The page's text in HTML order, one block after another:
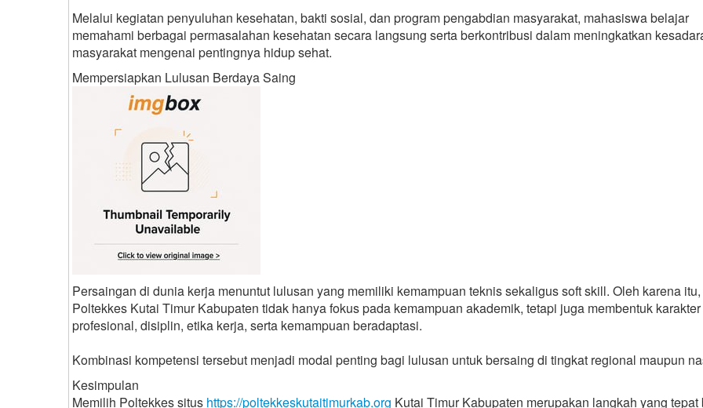
Melalui kegiatan penyuluhan kesehatan, bakti sosial, dan program pengabdian masyarakat, mahasiswa belajar
memahami berbagai permasalahan kesehatan secara langsung serta berkontribusi dalam meningkatkan
masyarakat mengenai pentingnya hidup sehat.
Mempersiapkan Lulusan Berdaya Saing
Persaingan di dunia kerja menuntut lulusan yang memiliki kemampuan teknis sekaligus soft skill. Oleh karena itu,
Poltekkes Kutai Timur Kabupaten tidak hanya fokus pada kemampuan akademik, tetapi juga membentuk karakter
profesional, disiplin, etika kerja, serta kemampuan beradaptasi.
Kombinasi kompetensi tersebut menjadi modal penting bagi lulusan untuk bersaing di tingkat regional maupun
Kesimpulan
Memilih Poltekkes situs https://poltekkeskutaitimurkab.org Kutai Timur Kabupaten merupakan langkah yang tepat